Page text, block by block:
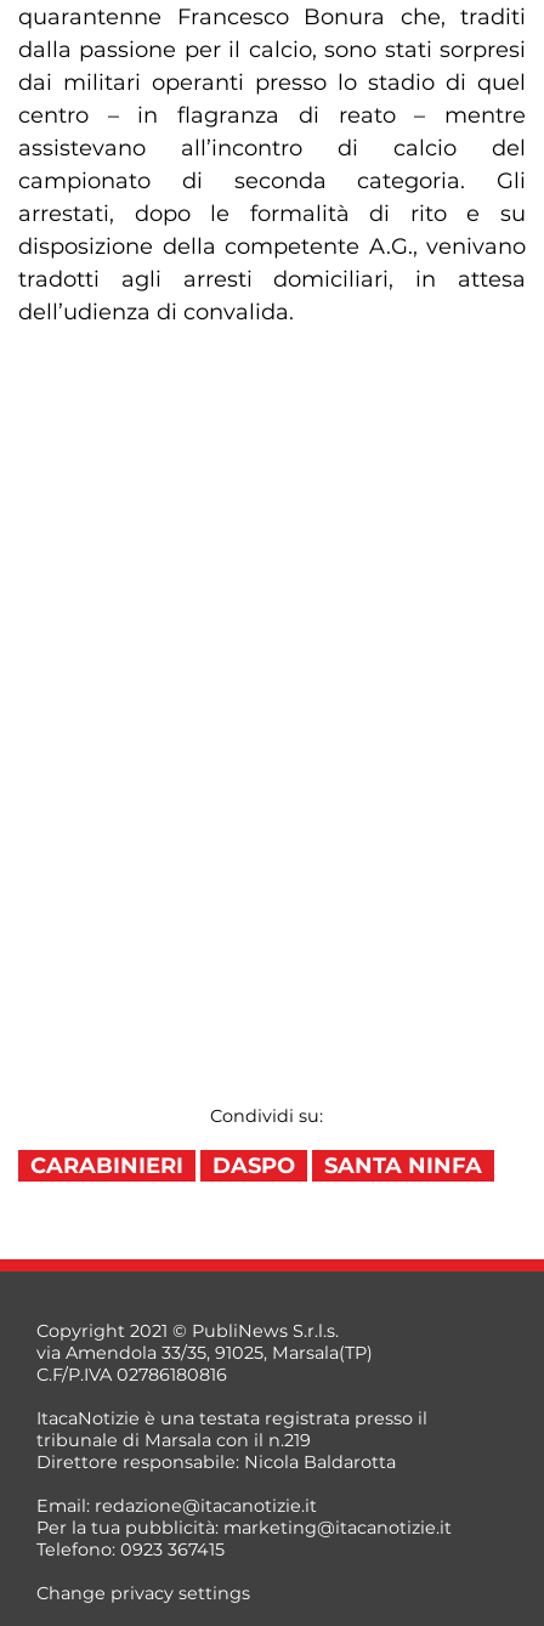
quarantenne Francesco Bonura che, traditi
dalla passione per il calcio, sono stati sorpresi
dai militari operanti presso lo stadio di quel
centro – in flagranza di reato – mentre
assistevano all’incontro di calcio del
campionato di seconda categoria. Gli
arrestati, dopo le formalità di rito e su
disposizione della competente A.G., venivano
tradotti agli arresti domiciliari, in attesa
dell’udienza di convalida.
Condividi su:
CARABINIERI DASPO SANTA NINFA
Copyright 2021 © PubliNews S.r.l.s.
via Amendola 33/35, 91025, Marsala(TP)
C.F/P.IVA 02786180816
ItacaNotizie è una testata registrata presso il
tribunale di Marsala con il n.219
Direttore responsabile: Nicola Baldarotta
Email: redazione@itacanotizie.it
Per la tua pubblicità: marketing@itacanotizie.it
Telefono: 0923 367415
Change privacy settings